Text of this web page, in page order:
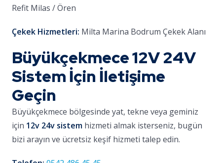
Refit Milas / Ören
Çekek Hizmetleri: Milta Marina Bodrum Çekek Alanı
Büyükçekmece 12V 24V
Sistem İçin İletişime
Geçin
Büyükçekmece bölgesinde yat, tekne veya geminiz
için 12v 24v sistem hizmeti almak isterseniz, bugün
bizi arayın ve ücretsiz keşif hizmeti talep edin.